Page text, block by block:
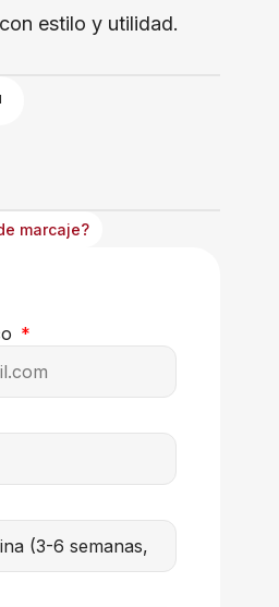
estilo y utilidad.
marcaje?